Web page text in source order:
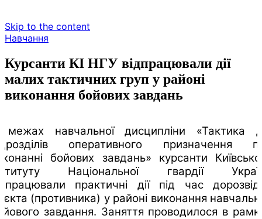
Skip to the content
Навчання
Курсанти КІ НГУ відпрацювали дії
малих тактичних груп у районі
виконання бойових завдань
навчальної дисципліни «Тактика
оперативного призначення
бойових завдань» курсанти
Національної гвардії
практичні дії під час
(противника) у районі виконання
завдання. Заняття проводилося в